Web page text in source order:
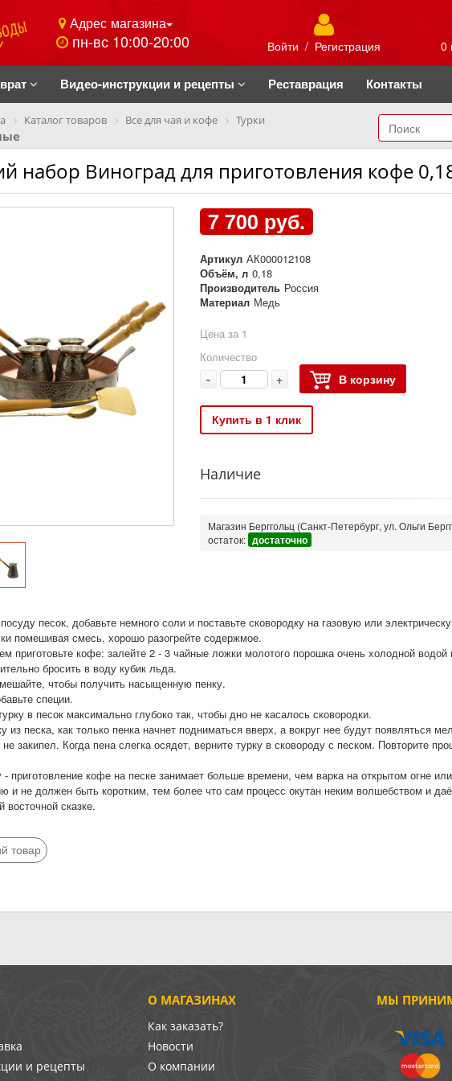
Адрес магазина
пн-вс 10:00-20:00 Войти / Регистрация
0
Видео-инструкции и рецепты Реставрация Контакты
Каталог товаров Все для чая и кофе Турки
набор Виноград для приготовления кофе
7 700 руб.
Артикул АК000012108
Объём, л 0,18
Производитель Россия
Материал Медь
Цена за 1
Количество
- + В корзину
Купить в 1 клик
Наличие
Магазин Берггольц (Санкт-Петербург, ул. Ольги
остаток: достаточно
песок, добавьте немного соли и поставьте сковородку на газовую или
помешивая смесь, хорошо разогрейте содержмое.
приготовьте кофе: залейте 2 - 3 чайные ложки молотого порошка очень холодной водой
бросить в воду кубик льда.
чтобы получить насыщенную пенку.
специи.
в песок максимально глубоко так, чтобы дно не касалось сковородки.
из песка, как только пенка начнет подниматься вверх, а вокруг нее будут появляться
закипел. Когда пена слегка осядет, верните турку в сковороду с песком. Повторите
приготовление кофе на песке занимает больше времени, чем варка на открытом огне
и не должен быть коротким, тем более что сам процесс окутан неким волшебством и
восточной сказке.
товар
О МАГАЗИНАХ
Как заказать?
Новости
О компании
и рецепты
МЫ